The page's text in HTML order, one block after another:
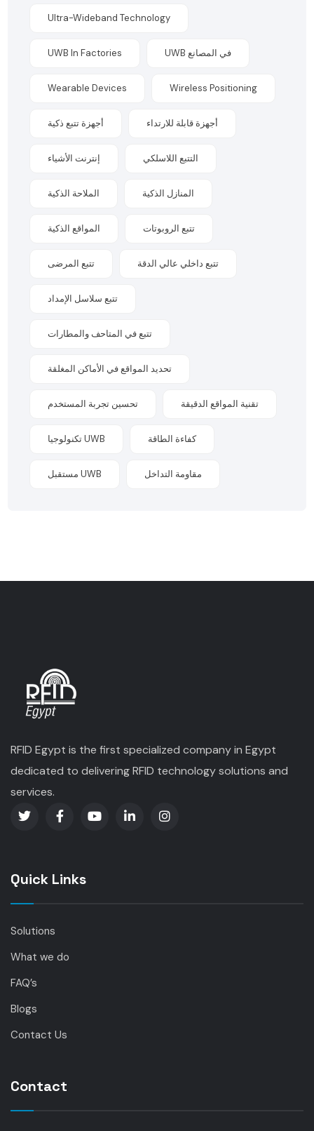
Ultra-Wideband Technology
UWB In Factories UWB في المصانع
Wearable Devices Wireless Positioning
أجهزة تتبع ذكية أجهزة قابلة للارتداء
إنترنت الأشياء التتبع اللاسلكي
الملاحة الذكية المنازل الذكية
المواقع الذكية تتبع الروبوتات
تتبع المرضى تتبع داخلي عالي الدقة
تتبع سلاسل الإمداد
تتبع في المتاحف والمطارات
تحديد المواقع في الأماكن المغلقة
تحسين تجربة المستخدم تقنية المواقع الدقيقة
تكنولوجيا UWB كفاءة الطاقة
مستقبل UWB مقاومة التداخل
RFID Egypt is the first specialized company in Egypt
dedicated to delivering RFID technology solutions and
services.
Quick Links
Solutions
What we do
FAQ’s
Blogs
Contact Us
Contact